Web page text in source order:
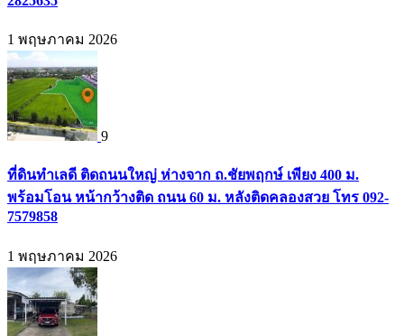
1 พฤษภาคม 2026
9
ที่ดินทำเลดี ติดถนนใหญ่ ห่างจาก ถ.ชัยพฤกษ์ เพียง 400 ม.
พร้อมโอน หน้ากว้างติด ถนน 60 ม. หลังติดคลองสวย โทร 092-
7579858
1 พฤษภาคม 2026